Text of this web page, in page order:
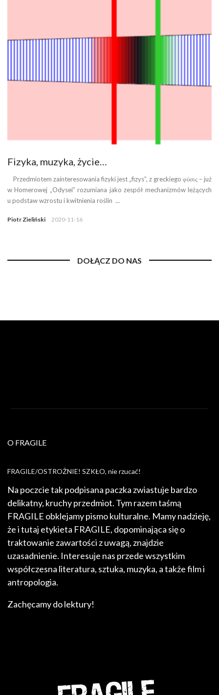
Fizyka, muzyka, życie…
Przedmiotem zainteresowania fizyki jest „fizys”, z greckiego φύσις – już
w Homerowej „Odysei” rozumiana jako zespół mechanizmów leżących
u podstaw wzrostu i kwitnienia roślin ...
Piotr Zieliński 2020-11-16
DOŁĄCZ DO NAS
O FRAGILE
FRAGILE/OSTROŻNIE! SZKŁO, nie rzucać!
Na poczcie tak podpisana paczka zwiastuje bardzo
delikatny, kruchy przedmiot. Tym razem taśmą
FRAGILE obklejamy pismo kulturalne. Mamy nadzieję,
że i tutaj etykieta FRAGILE, dopominająca się o
traktowanie zawartości z uwagą, znajdzie
uzasadnienie. Interesuje nas przede wszystkim
współczesna literatura, sztuka, muzyka, a także film i
antropologia.
Zachęcamy do lektury!